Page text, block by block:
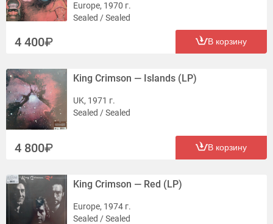
Europe, 1970 г.
Sealed / Sealed
4 400 В корзину
King Crimson — Islands (LP)
UK, 1971 г.
Sealed / Sealed
4 800 В корзину
King Crimson — Red (LP)
Europe, 1974 г.
Sealed / Sealed